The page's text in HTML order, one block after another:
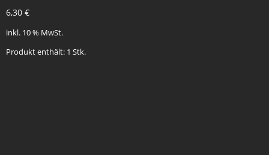
6,30 €
inkl. 10 % MwSt.
Produkt enthält: 1 Stk.